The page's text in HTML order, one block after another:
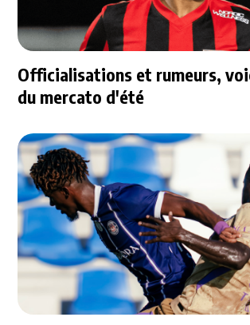
Officialisations et rumeurs,
du mercato d'été